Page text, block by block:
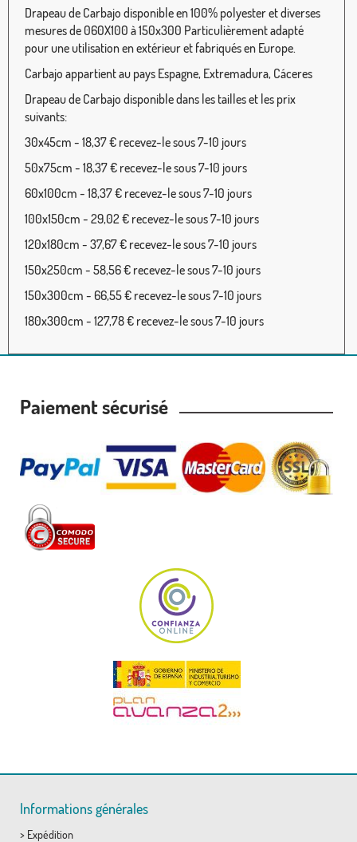
Drapeau de Carbajo disponible en 100% polyester et diverses
mesures de 060X100 à 150x300 Particulièrement adapté
pour une utilisation en extérieur et fabriqués en Europe.
Carbajo appartient au pays Espagne, Extremadura, Cáceres
Drapeau de Carbajo disponible dans les tailles et les prix
suivants:
30x45cm - 18,37 € recevez-le sous 7-10 jours
50x75cm - 18,37 € recevez-le sous 7-10 jours
60x100cm - 18,37 € recevez-le sous 7-10 jours
100x150cm - 29,02 € recevez-le sous 7-10 jours
120x180cm - 37,67 € recevez-le sous 7-10 jours
150x250cm - 58,56 € recevez-le sous 7-10 jours
150x300cm - 66,55 € recevez-le sous 7-10 jours
180x300cm - 127,78 € recevez-le sous 7-10 jours
Paiement sécurisé
Informations générales
> Expédition